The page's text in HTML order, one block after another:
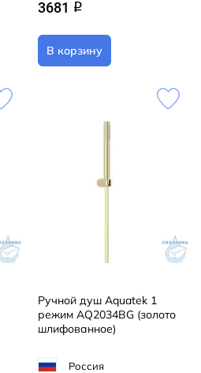
3681 q
В корзину
Ручной душ Aquatek 1
режим AQ2034BG (золото
шлифованное)
Россия